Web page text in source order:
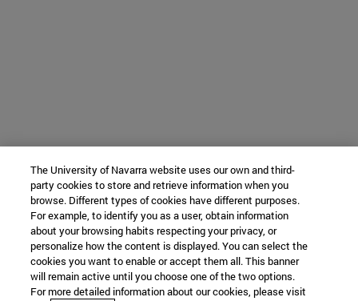
The University of Navarra website uses our own and third-
party cookies to store and retrieve information when you
browse. Different types of cookies have different purposes.
For example, to identify you as a user, obtain information
about your browsing habits respecting your privacy, or
personalize how the content is displayed. You can select the
cookies you want to enable or accept them all. This banner
will remain active until you choose one of the two options.
For more detailed information about our cookies, please visit